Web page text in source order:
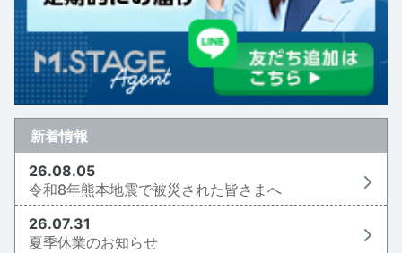
新着情報
26.08.05
令和8年熊本地震で被災された皆さまへ
26.07.31
夏季休業のお知らせ